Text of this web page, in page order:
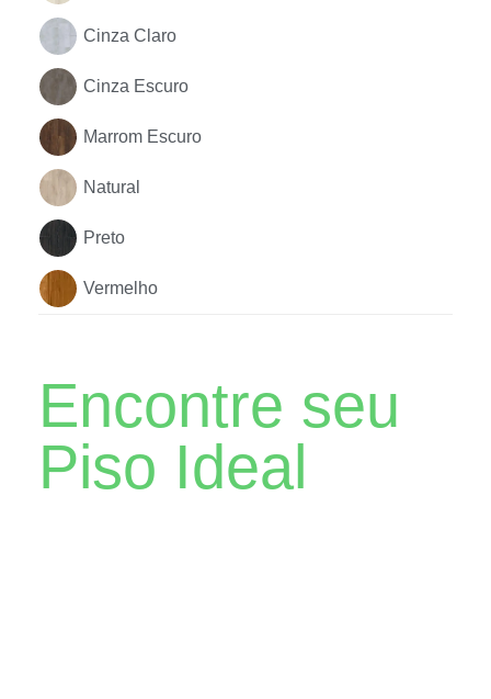
Cinza Claro
Cinza Escuro
Marrom Escuro
Natural
Preto
Vermelho
Encontre seu
Piso Ideal